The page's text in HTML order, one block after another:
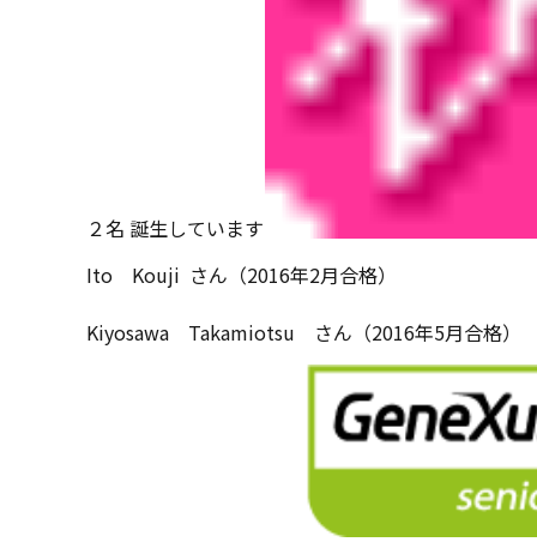
２名 誕生しています
Ito Kouji さん（2016年2月合格）
Kiyosawa Takamiotsu さん（2016年5月合格）